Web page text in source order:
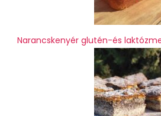
Narancskenyér glutén-és